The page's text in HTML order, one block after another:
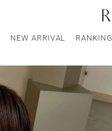
NEW ARRIVAL RANKING